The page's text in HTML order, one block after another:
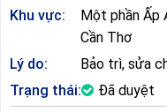
Khu vực:
Một phần Ấp
Cần Thơ
Lý do:
Bảo trì, sửa
Trạng thái:
Đã duyệt